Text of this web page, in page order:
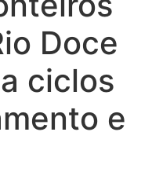
Doce
ciclos
e